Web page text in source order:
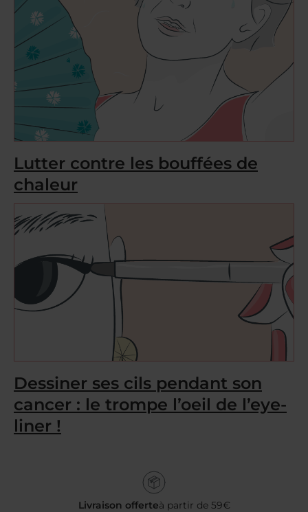
Lutter contre les bouffées de
chaleur
Dessiner ses cils pendant son
cancer : le trompe l’oeil de l’eye-
liner !
Livraison offerteà partir de 59€